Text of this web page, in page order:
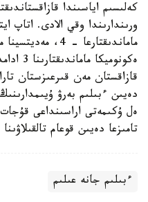
كەلىسىم اياسىندا
ورىندارىندا وقي الادى. اتاپ
دەيىن ءبىلىم بەرۋ
تامىزعا دەيىن قوعام
ءبىلىم جانە عىلىم